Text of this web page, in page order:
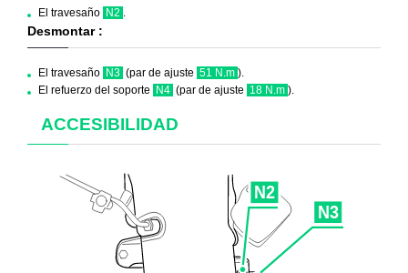
El travesaño N2 .
Desmontar :
El travesaño N3 (par de ajuste 51 N.m ).
El refuerzo del soporte
N4 (par de ajuste 18 N.m ).
ACCESIBILIDAD